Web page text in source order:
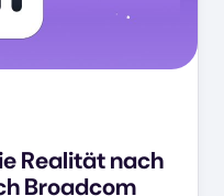
Realität nach
Broadcom